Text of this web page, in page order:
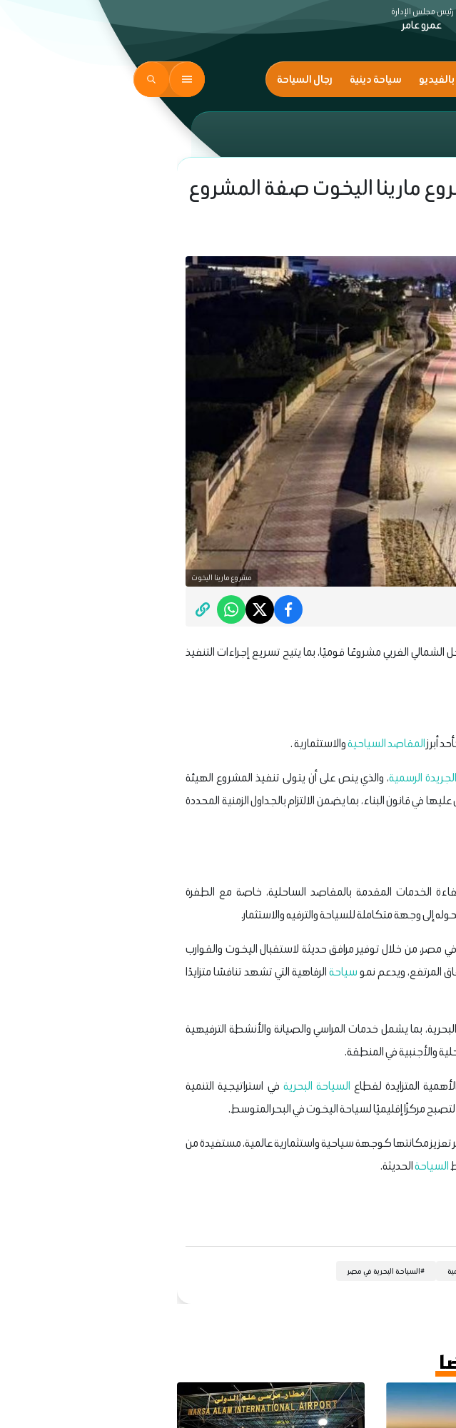
رئيس مجلس الإدارة
عمرو عامر
سياحة دينية رجال السياحة
مارينا اليخوت صفة المشروع
مشروع مارينا اليخوت
إنشاء مارينا اليخوت بمنطقة الكيلو 92 بالساحل الشمالي الغربي مشروعًا قوميًا، بما يتيح تسريع إجراءات التنفيذ
أبرزالمقاصد السياحيةوالاستثمارية .
الجريدة الرسمية، والذي ينص على أن يتولى تنفيذ المشروع الهيئة
قانون البناء، بما يضمن الالتزام بالجداول الزمنية المحددة
الخدمات المقدمة بالمقاصد الساحلية، خاصة مع الطفرة
إلى وجهة متكاملة للسياحة والترفيه والاستثمار.
في مصر، من خلال توفير مرافق حديثة لاستقبال اليخوت والقوارب
المرتفع، ويدعم نموسياحةالرفاهية التي تشهد تنافسًا متزايدًا
بما يشمل خدمات المراسي والصيانة والأنشطة الترفيهية
والأجنبية في المنطقة.
المتزايدة لقطاع السياحة البحرية في استراتيجية التنمية
مركزًا إقليميًا لسياحة اليخوت في البحر المتوسط.
مكانتها كوجهة سياحية واستثمارية عالمية، مستفيدة من
السياحةالحديثة.
#السياحة البحرية في مصر